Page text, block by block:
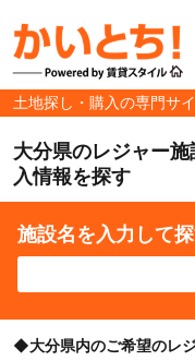
土地探し・購入の専門サ
大分県のレジャー
入情報を探す
施設名を入力して
◆大分県内のご希望のレ